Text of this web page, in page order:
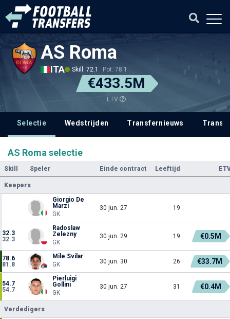
AS Roma
ITA Skill: 72.1 Pot: 78.1
€433.5M
ETV
Selectie Wedstrijden Transfernieuws
AS Roma selectie
Skill Speler Einde contract Leeftijd
Keepers
Giorgio De
Marzi
GK
30 jun. 27 19
32.3
32.3
Radoslaw
Zelezny
GK
30 jun. 29 19 €0.5M
78.6
81.8
Mile Svilar
GK
30 jun. 30 26 €33.7M
54.7
54.7
Pierluigi
Gollini
GK
30 jun. 27 31 €0.4M
Verdedigers